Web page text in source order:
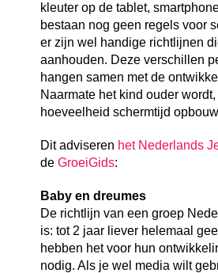
kleuter op de tablet,
bestaan nog geen regels voor
er zijn wel handige richtlijnen
aanhouden. Deze verschillen
hangen samen met de
Naarmate het kind ouder
hoeveelheid schermtijd
Dit adviseren het Nederlands
deGroeiGids:
Baby en dreumes
De richtlijn van een groep
is: tot 2 jaar liever helemaal
hebben het voor hun
nodig. Als je wel media wilt